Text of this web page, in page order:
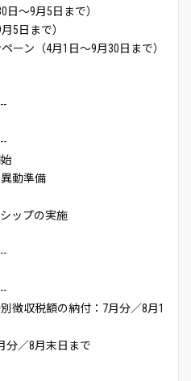
日～9月5日まで）
5日まで）
ーン（4月1日～9月30日まで）
動準備
ップの実施
徴収税額の納付：7月分／8月1
分／8月末日まで